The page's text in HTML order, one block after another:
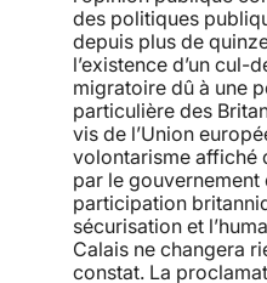
des politiques
depuis plus de
l’existence d’un cul-
migratoire dû à une
particulière des
vis de l’Union
volontarisme affiché
par le gouvernement
participation
sécurisation et
Calais ne changera
constat. La